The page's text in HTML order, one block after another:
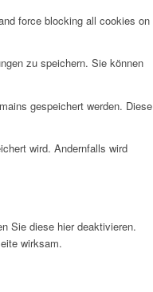
force blocking all cookies on
zu speichern. Sie können
gespeichert werden. Diese
wird. Andernfalls wird
Sie diese hier deaktivieren.
wirksam.